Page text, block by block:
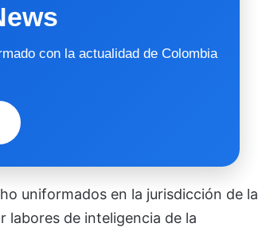
con la actualidad de Colombia
uniformados en la jurisdicción de la
labores de inteligencia de la